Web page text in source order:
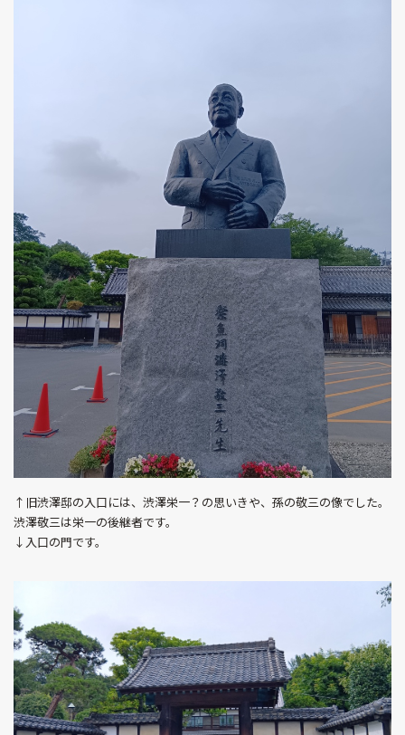
↑旧渋澤邸の入口には、渋澤栄一？の思いきや、孫の敬三の像でした。
渋澤敬三は栄一の後継者です。
↓入口の門です。